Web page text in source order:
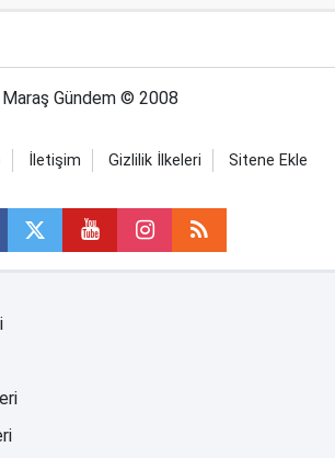
Maraş Gündem © 2008
İletişim Gizlilik İlkeleri Sitene Ekle